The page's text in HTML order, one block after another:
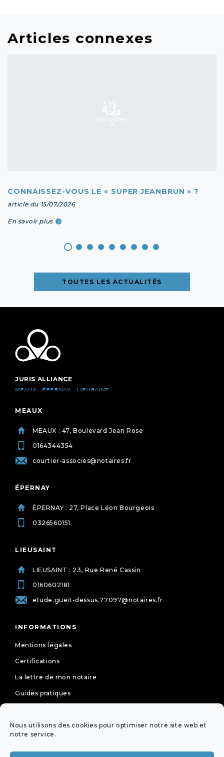
Nous utilisons des cookies pour optimiser notre site web et
notre service.
Articles connexes
CONNAISSEZ-VOUS LE « SUPER JEANBRUN » ?
article du 15/07/2026
En savoir plus
TOUTES LES ACTUALITÉS
JURIS ALLIANCE
MEAUX - ÉPERNAY - LIEUSAINT
MEAUX
MEAUX : 47, Boulevard Jean Rose
0164344354
courtier-associes@notaires.fr
ÉPERNAY
ÉPERNAY : 27, Place Léon Bourgeois
0326560151
LIEUSAINT
LIEUSAINT : 23, Rue René Cassin
0160602181
etude.gueit-dessus.77097@notaires.fr
INFORMATIONS
Mentions légales
Certifications
La lettre de mon notaire
Guides pratiques
Politique de cookies (UE)